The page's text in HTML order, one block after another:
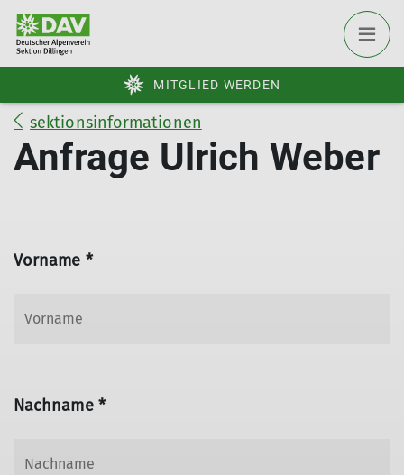
MITGLIED WERDEN
sektionsinformationen
Anfrage Ulrich Weber
Vorname *
Nachname *